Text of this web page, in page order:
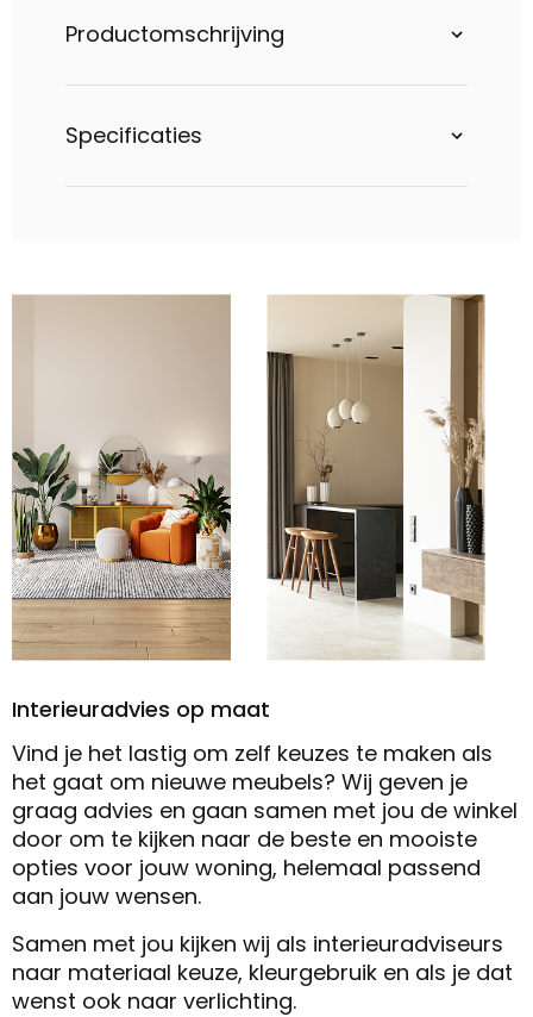
Productomschrijving
Specificaties
Interieuradvies op maat
Vind je het lastig om zelf keuzes te maken als
het gaat om nieuwe meubels? Wij geven je
graag advies en gaan samen met jou de winkel
door om te kijken naar de beste en mooiste
opties voor jouw woning, helemaal passend
aan jouw wensen.
Samen met jou kijken wij als interieuradviseurs
naar materiaal keuze, kleurgebruik en als je dat
wenst ook naar verlichting.